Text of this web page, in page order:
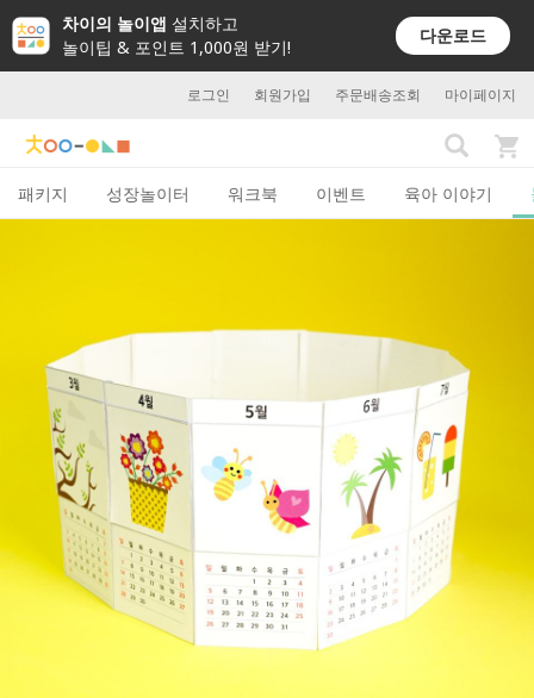
차이의 놀이앱 설치하고
놀이팁 & 포인트 1,000원 받기!
다운로드
로그인 회원가입 주문배송조회 마이페이지
패키지 성장놀이터 워크북 이벤트 육아 이야기